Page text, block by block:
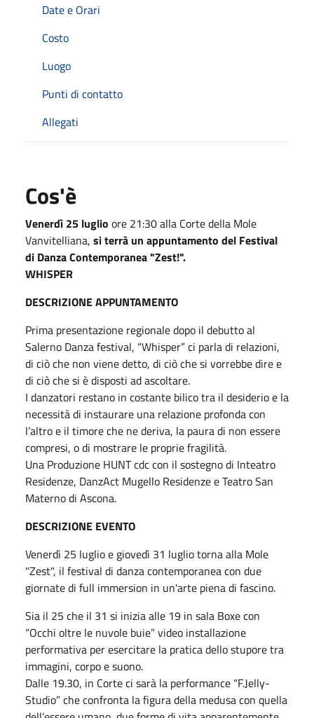
Date e Orari
Costo
Luogo
Punti di contatto
Allegati
Cos'è
Venerdì 25 luglio ore 21:30 alla Corte della Mole
Vanvitelliana, si terrà un appuntamento del Festival
di Danza Contemporanea "Zest!".
WHISPER
DESCRIZIONE APPUNTAMENTO
Prima presentazione regionale dopo il debutto al
Salerno Danza festival, “Whisper” ci parla di relazioni,
di ciò che non viene detto, di ciò che si vorrebbe dire e
di ciò che si è disposti ad ascoltare.
I danzatori restano in costante bilico tra il desiderio e la
necessità di instaurare una relazione profonda con
l’altro e il timore che ne deriva, la paura di non essere
compresi, o di mostrare le proprie fragilità.
Una Produzione HUNT cdc con il sostegno di Inteatro
Residenze, DanzAct Mugello Residenze e Teatro San
Materno di Ascona.
DESCRIZIONE EVENTO
Venerdì 25 luglio e giovedì 31 luglio torna alla Mole
"Zest", il festival di danza contemporanea con due
giornate di full immersion in un'arte piena di fascino.
Sia il 25 che il 31 si inizia alle 19 in sala Boxe con
“Occhi oltre le nuvole buie” video installazione
performativa per esercitare la pratica dello stupore tra
immagini, corpo e suono.
Dalle 19.30, in Corte ci sarà la performance “F.Jelly-
Studio” che confronta la figura della medusa con quella